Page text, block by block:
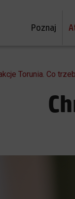
Poznaj
Torunia. Co